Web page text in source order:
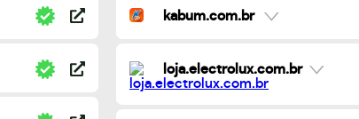
kabum.com.br
loja.electrolux.com.br